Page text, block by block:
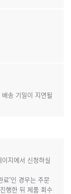
송 기일이 지연될
지에서 신청하실
료’인 경우는 주문
행한 뒤 제품 회수